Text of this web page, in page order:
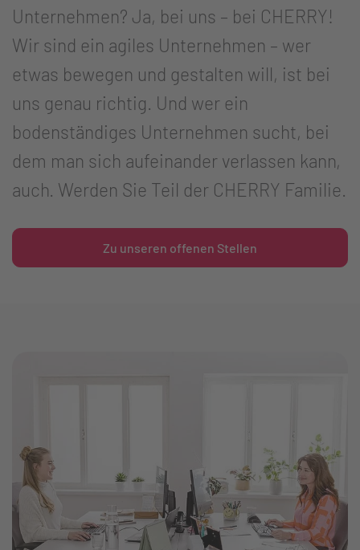
Unternehmen? Ja, bei uns – bei CHERRY!
Wir sind ein agiles Unternehmen – wer
etwas bewegen und gestalten will, ist bei
uns genau richtig. Und wer ein
bodenständiges Unternehmen sucht, bei
dem man sich aufeinander verlassen kann,
auch. Werden Sie Teil der CHERRY Familie.
Zu unseren offenen Stellen